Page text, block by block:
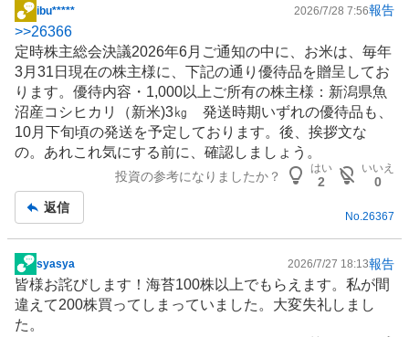
掲
示
板
記
事
ibu***** 2026/7/28 7:56報告
>>26366
定時株主総会決議2026年6月ご通知の中に、お米は、毎年
3月31日現在の株主様に、下記の通り優待品を贈呈してお
ります。優待内容・1,000以上ご所有の株主様：新潟県魚
沼産コシヒカリ（新米)3㎏ 発送時期いずれの優待品も、
10月下旬頃の発送を予定しております。後、挨拶文な
の。あれこれ気にする前に、確認しましょう。
投資の参考になりましたか？
はい
2
いいえ
0
返信
No.26367
掲
示
板
記
syasya 2026/7/27 18:13報告
皆様お詫びします！海苔100株以上でもらえます。私が間
違えて200株買ってしまっていました。大変失礼しまし
た。